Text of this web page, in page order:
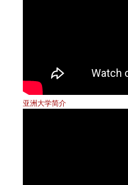
亚洲大学简介